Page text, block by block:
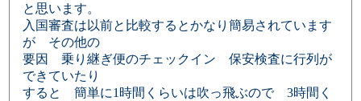
と思います。
入国審査は以前と比較するとかなり簡易されています
が その他の
要因 乗り継ぎ便のチェックイン 保安検査に行列が
できていたり
すると 簡単に1時間くらいは吹っ飛ぶので 3時間く